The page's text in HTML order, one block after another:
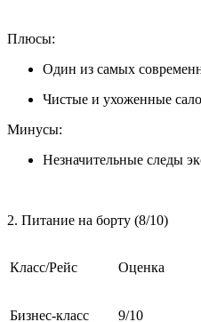
Плюсы:
Один из самых
Чистые и ухоженные
Минусы:
Незначительные следы
2. Питание на борту (8/10)
Класс/Рейс Оценка
Бизнес-класс 9/10